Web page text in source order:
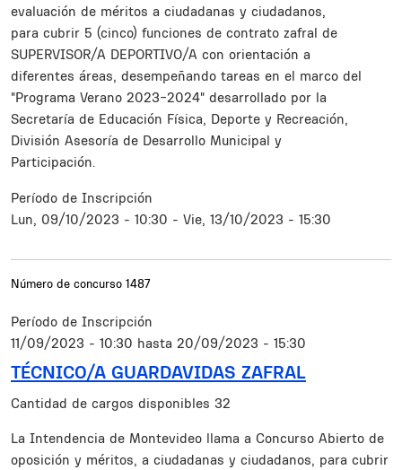
evaluación de méritos a ciudadanas y ciudadanos,
para cubrir 5 (cinco) funciones de contrato zafral de
SUPERVISOR/A DEPORTIVO/A con orientación a
diferentes áreas, desempeñando tareas en el marco del
"Programa Verano 2023-2024" desarrollado por la
Secretaría de Educación Física, Deporte y Recreación,
División Asesoría de Desarrollo Municipal y
Participación.
Período de Inscripción
Lun, 09/10/2023 - 10:30 - Vie, 13/10/2023 - 15:30
Número de concurso 1487
Período de Inscripción
11/09/2023 - 10:30 hasta 20/09/2023 - 15:30
TÉCNICO/A GUARDAVIDAS ZAFRAL
Cantidad de cargos disponibles 32
Resumen
La Intendencia de Montevideo llama a Concurso Abierto de
oposición y méritos, a ciudadanas y ciudadanos, para cubrir